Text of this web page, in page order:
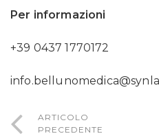
Per informazioni
+39 0437 1770172
ARTICOLO
PRECEDENTE